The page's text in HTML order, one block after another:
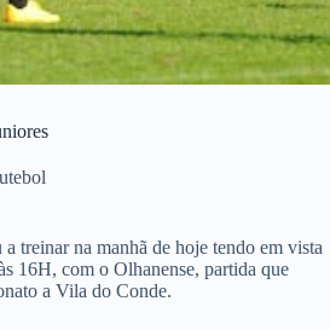
treinar na manhã de hoje tendo em vista
16H, com o Olhanense, partida que
a Vila do Conde.